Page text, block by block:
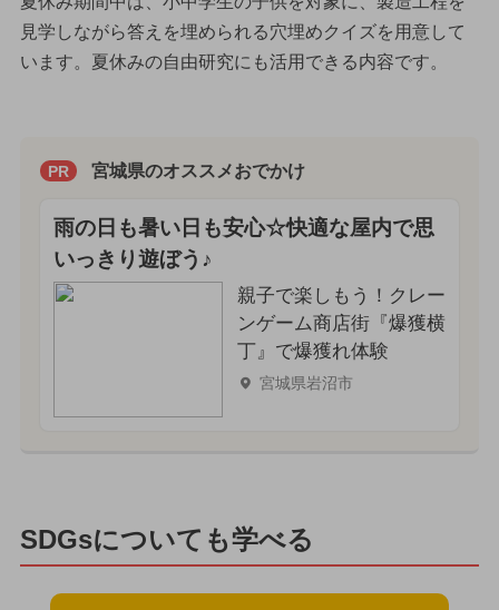
見学しながら答えを埋められる穴埋めクイズを用意して
います。夏休みの自由研究にも活用できる内容です。
PR 宮城県のオススメおでかけ
雨の日も暑い日も安心☆快適な屋内で思
いっきり遊ぼう♪
親子で楽しもう！クレー
ンゲーム商店街『爆獲横
丁』で爆獲れ体験
宮城県岩沼市
SDGsについても学べる